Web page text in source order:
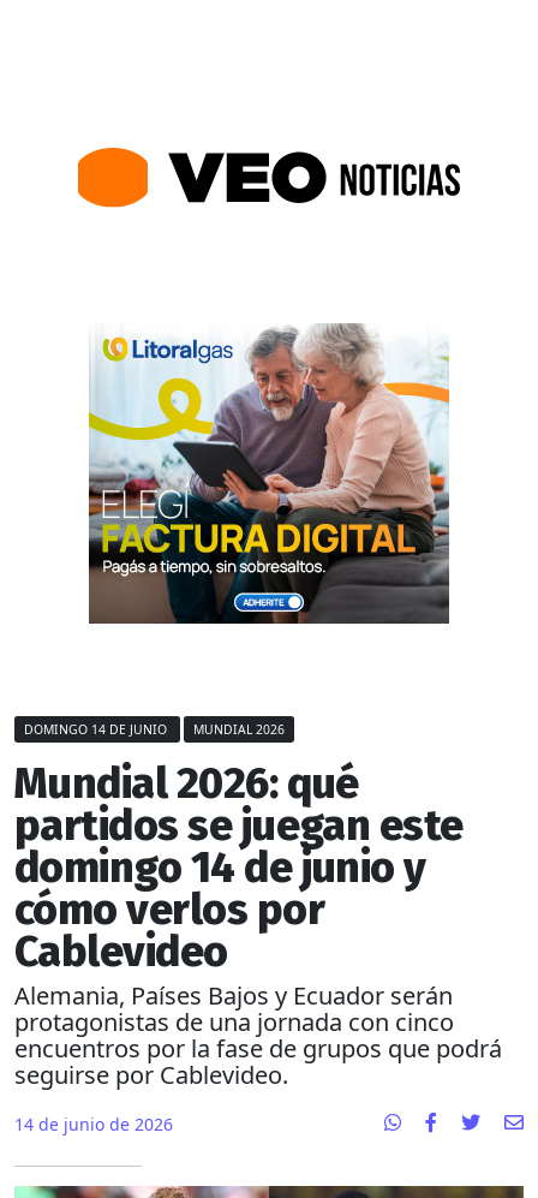
DOMINGO 14 DE JUNIO MUNDIAL 2026
Mundial 2026: qué
partidos se juegan este
domingo 14 de junio y
cómo verlos por
Cablevideo
Alemania, Países Bajos y Ecuador serán
protagonistas de una jornada con cinco
encuentros por la fase de grupos que podrá
seguirse por Cablevideo.
14 de junio de 2026